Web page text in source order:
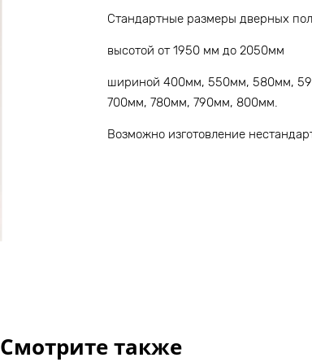
Стандартные размеры дверных
высотой от 1950 мм до 2050мм
шириной 400мм, 550мм, 580мм,
700мм, 780мм, 790мм, 800мм.
Возможно изготовление
Смотрите также